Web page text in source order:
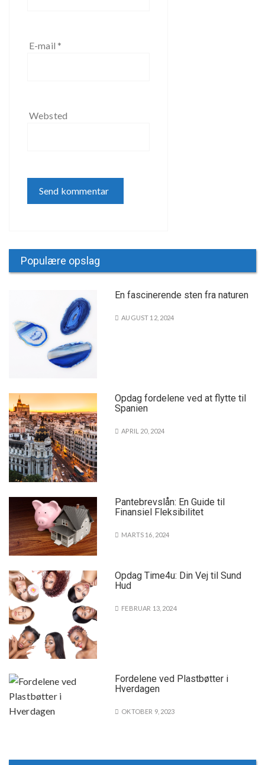
E-mail *
Websted
Populære opslag
En fascinerende sten fra naturen
AUGUST 12, 2024
Opdag fordelene ved at flytte til
Spanien
APRIL 20, 2024
Pantebrevslån: En Guide til
Finansiel Fleksibilitet
MARTS 16, 2024
Opdag Time4u: Din Vej til Sund
Hud
FEBRUAR 13, 2024
Fordelene ved Plastbøtter i
Hverdagen
OKTOBER 9, 2023